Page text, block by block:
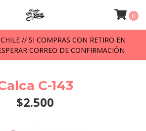
// SI COMPRAS CON RETIRO EN
CORREO DE CONFIRMACIÓN
0
C-143
$2.500